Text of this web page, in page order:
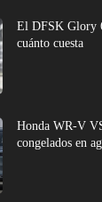
El DFSK Glory
cuánto cuesta
Honda WR-V
congelados en